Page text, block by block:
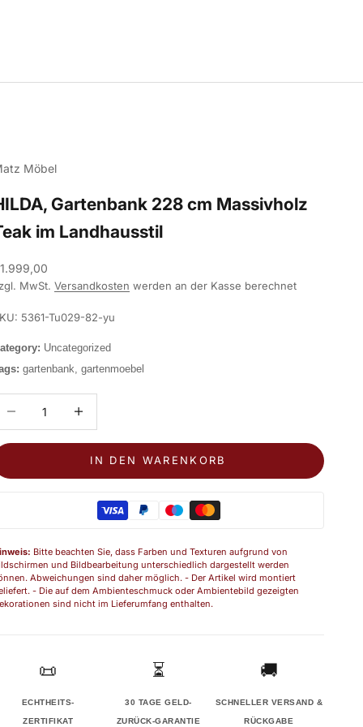
Möbel
Gartenbank 228 cm Massivholz
im Landhausstil
MwSt.Versandkosten werden an der Kasse berechnet
5361-Tu029-82-yu
Uncategorized
gartenbank, gartenmoebel
IN DEN WARENKORB
Bitte beachten Sie, dass Farben und Texturen aufgrund von
und Bildbearbeitung unterschiedlich dargestellt werden
Abweichungen sind daher möglich. - Der Artikel wird montiert
- Die auf dem Ambienteschmuck oder Ambientebild gezeigten
sind nicht im Lieferumfang enthalten.
📜
ECHTHEITS-
ZERTIFIKAT
⏳
30 TAGE GELD-
ZURÜCK-GARANTIE
🚚
SCHNELLER VERSAND &
RÜCKGABE